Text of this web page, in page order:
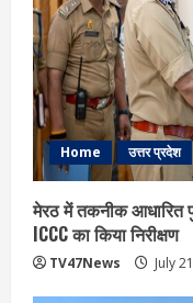
Home उत्तर प्रदेश
मेरठ में तकनीक आधारित
ICCC का किया निरीक्षण
TV47News July